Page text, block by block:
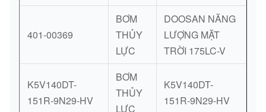
401-00369
BƠM
THỦY
LỰC
DOOSAN NĂNG
LƯỢNG MẶT
TRỜI 175LC-V
K5V140DT-
151R-9N29-HV
BƠM
THỦY
LỰC
K5V140DT-
151R-9N29-HV